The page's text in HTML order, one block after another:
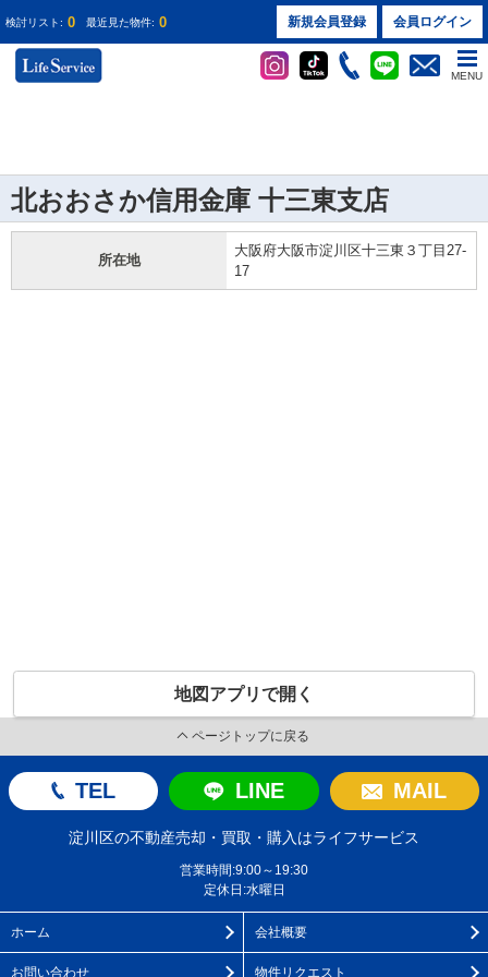
検討リスト: 0 最近見た物件: 0 新規会員登録 会員ログイン
MENU
北おおさか信用金庫 十三東支店
所在地
大阪府大阪市淀川区十三東３丁目27-
17
地図アプリで開く
ページトップに戻る
TEL LINE MAIL
淀川区の不動産売却・買取・購入はライフサービス
営業時間:9:00～19:30
定休日:水曜日
ホーム 会社概要
お問い合わせ 物件リクエスト